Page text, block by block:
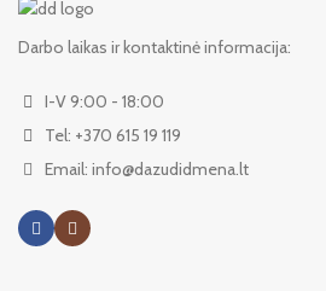
Darbo laikas ir kontaktinė informacija:
I-V 9:00 - 18:00
Tel: +370 615 19 119
Email: info@dazudidmena.lt